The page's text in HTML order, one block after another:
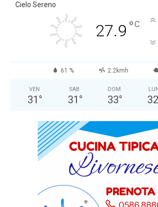
Cielo Sereno
27.9 °C
61 % 2.2kmh
VEN
31 °
SAB
31 °
DOM
33°
LUN
32